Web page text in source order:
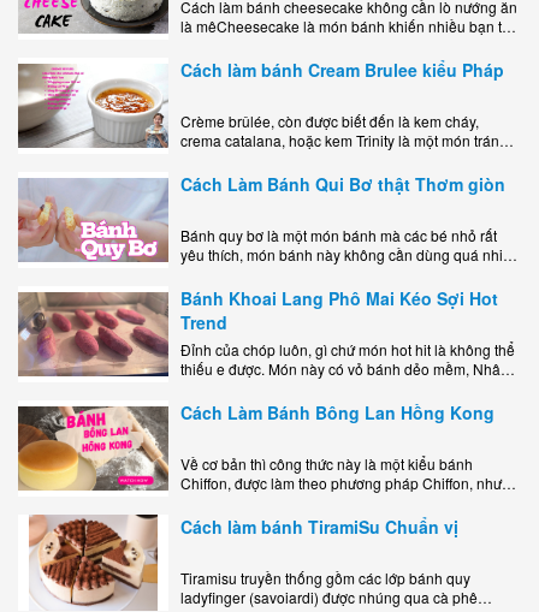
Cách làm bánh cheesecake không cần lò nướng ăn
là mêCheesecake là món bánh khiến nhiều bạn trẻ
kem..
Cách làm bánh Cream Brulee kiểu Pháp
Crème brûlée, còn được biết đến là kem cháy,
crema catalana, hoặc kem Trinity là một món tráng
lớp..
Cách Làm Bánh Qui Bơ thật Thơm giòn
Bánh quy bơ là một món bánh mà các bé nhỏ rất
yêu thích, món bánh này không cần dùng quá nhiều
Bánh Khoai Lang Phô Mai Kéo Sợi Hot
Trend
Đỉnh của chóp luôn, gì chứ món hot hit là không thể
thiếu e được. Món này có vỏ bánh dẻo mềm, Nhân
Cách Làm Bánh Bông Lan Hồng Kong
Về cơ bản thì công thức này là một kiểu bánh
Chiffon, được làm theo phương pháp Chiffon, nhưng
ngon, làm..
Cách làm bánh TiramiSu Chuẩn vị
Tiramisu truyền thống gồm các lớp bánh quy
ladyfinger (savoiardi) được nhúng qua cà phê